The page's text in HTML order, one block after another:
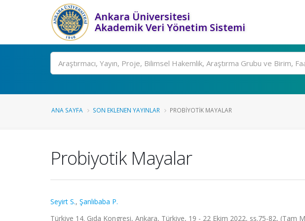
Ankara Üniversitesi
Akademik Veri Yönetim Sistemi
Ara
ANA SAYFA SON EKLENEN YAYINLAR PROBIYOTIK MAYALAR
Probiyotik Mayalar
Seyirt S., Şanlıbaba P.
Türkiye 14. Gıda Kongresi, Ankara, Türkiye, 19 - 22 Ekim 2022, ss.75-82, (Tam